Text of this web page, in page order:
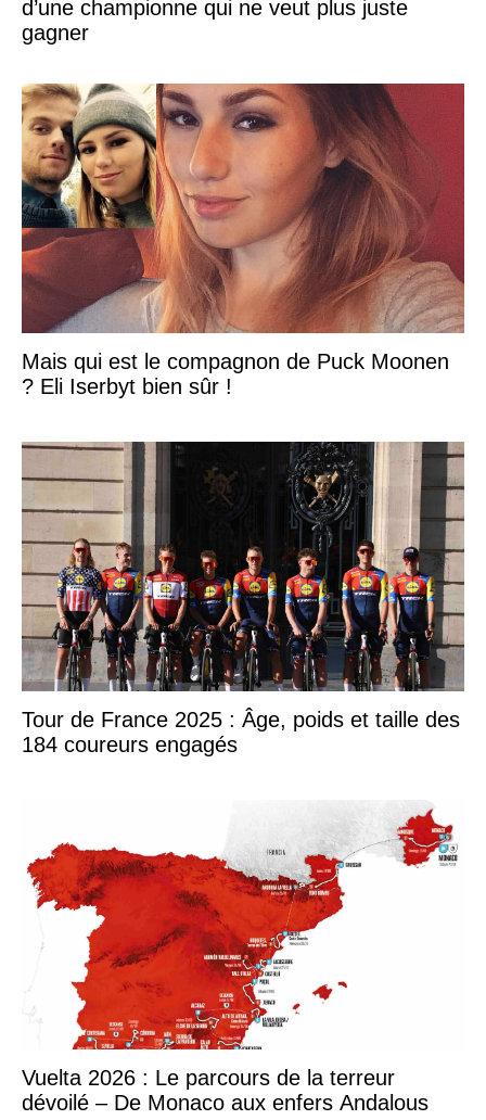
d’une championne qui ne veut plus juste
gagner
Mais qui est le compagnon de Puck Moonen
? Eli Iserbyt bien sûr !
Tour de France 2025 : Âge, poids et taille des
184 coureurs engagés
Vuelta 2026 : Le parcours de la terreur
dévoilé – De Monaco aux enfers Andalous